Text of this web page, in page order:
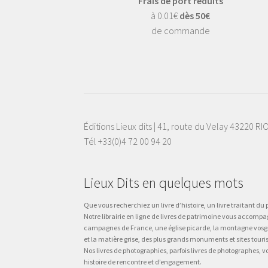
à 0.01€ dès 50€
de commande
Éditions Lieux dits | 41, route du Velay 43220
Tél +33(0)4 72 00 94 20
Lieux Dits en quelques mots
Que vous recherchiez un livre d’histoire, un livre traitant
Notre librairie en ligne de livres de patrimoine vous
campagnes de France, une église picarde, la montagne
et la matière grise, des plus grands monuments et sites
Nos livres de photographies, parfois livres de
histoire de rencontre et d’engagement.